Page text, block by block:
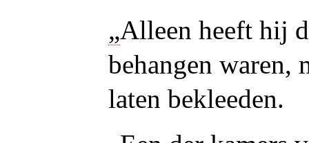
„Alleen heeft hij
behangen waren,
laten bekleeden.